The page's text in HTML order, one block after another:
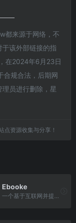
都来源于网络，不
该外部链接的指
在2024年6月23日
合规合法，后期网
员进行删除，星
点资源收集与分享！
Ebooke
一个基于互联网并提供免费电子图书下载的搜索引擎网站。